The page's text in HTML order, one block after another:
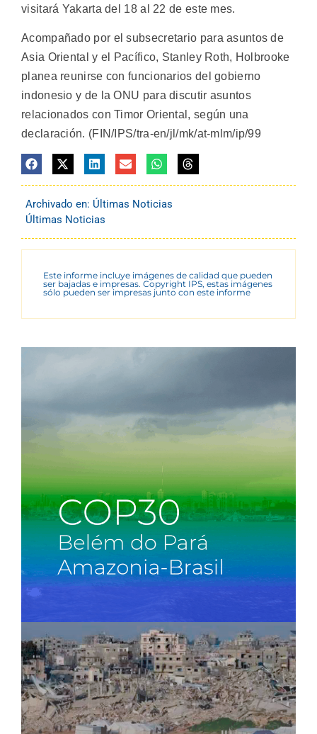
visitará Yakarta del 18 al 22 de este mes.
Acompañado por el subsecretario para asuntos de
Asia Oriental y el Pacífico, Stanley Roth, Holbrooke
planea reunirse con funcionarios del gobierno
indonesio y de la ONU para discutir asuntos
relacionados con Timor Oriental, según una
declaración. (FIN/IPS/tra-en/jl/mk/at-mlm/ip/99
Archivado en: Últimas Noticias
Últimas Noticias
Este informe incluye imágenes de calidad que pueden
ser bajadas e impresas. Copyright IPS, estas imágenes
sólo pueden ser impresas junto con este informe